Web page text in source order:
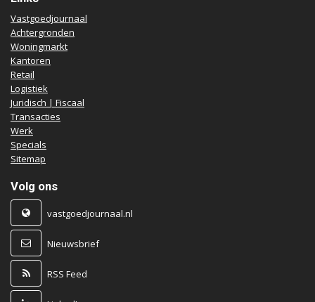
Vastgoedjournaal
Achtergronden
Woningmarkt
Kantoren
Retail
Logistiek
Juridisch | Fiscaal
Transacties
Werk
Specials
Sitemap
Volg ons
vastgoedjournaal.nl
Nieuwsbrief
RSS Feed